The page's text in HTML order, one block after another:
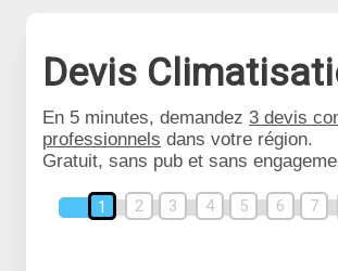
Devis
En 5 minutes, demandez 3 devis
professionnels dans votre région.
Gratuit, sans pub et sans
1 2 3 4 5 6 7